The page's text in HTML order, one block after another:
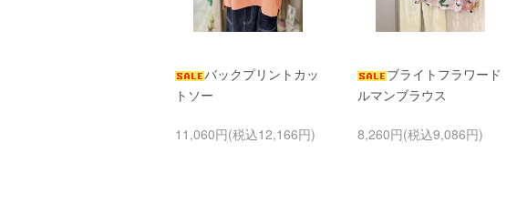
バックプリントカッ
トソー
11,060円(税込12,166円)
ブライトフラワード
ルマンブラウス
8,260円(税込9,086円)